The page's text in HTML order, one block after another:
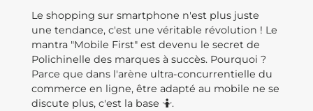
Le shopping sur smartphone n'est plus juste
une tendance, c'est une véritable révolution ! Le
mantra "Mobile First" est devenu le secret de
Polichinelle des marques à succès. Pourquoi ?
Parce que dans l'arène ultra-concurrentielle du
commerce en ligne, être adapté au mobile ne se
discute plus, c'est la base 🤷.